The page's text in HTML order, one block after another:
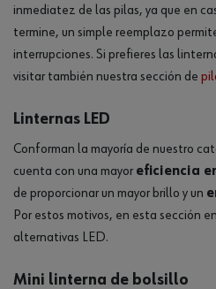
inmediatez de las pilas, ya que en
termine, un simple reemplazo
interrupciones. Si prefieres las
visitar también nuestra sección de
Linternas LED
Conforman la mayoría de nuestro
cuenta con una mayor eficiencia
de proporcionar un mayor brillo y un
Por estos motivos, en esta sección
alternativas LED.
Mini linterna de bolsillo